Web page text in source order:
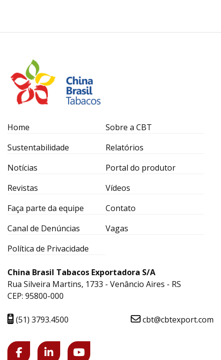
Home
Sobre a CBT
Sustentabilidade
Relatórios
Notícias
Portal do produtor
Revistas
Vídeos
Faça parte da equipe
Contato
Canal de Denúncias
Vagas
Política de Privacidade
China Brasil Tabacos Exportadora S/A
Rua Silveira Martins, 1733 - Venâncio Aires - RS
CEP: 95800-000
(51) 3793.4500 cbt@cbtexport.com